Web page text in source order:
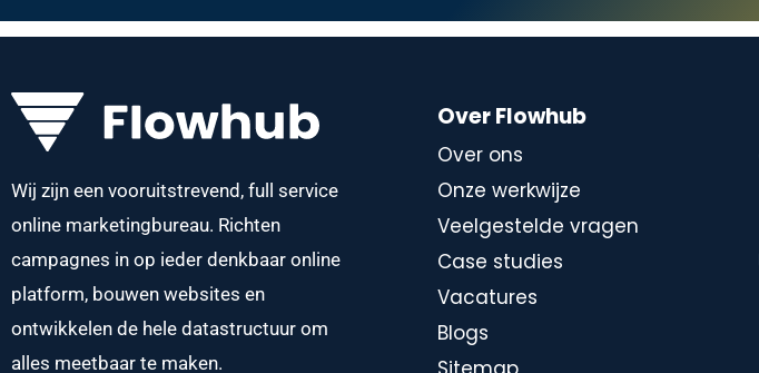
Wij zijn een vooruitstrevend, full service
online marketingbureau. Richten
campagnes in op ieder denkbaar online
platform, bouwen websites en
ontwikkelen de hele datastructuur om
alles meetbaar te maken.
Over Flowhub
Over ons
Onze werkwijze
Veelgestelde vragen
Case studies
Vacatures
Blogs